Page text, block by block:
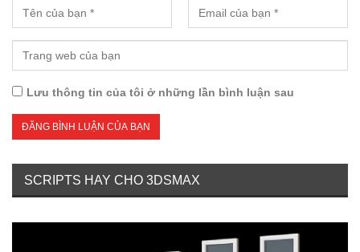
Lưu thông tin của tôi ở những lần bình luận sau
SCRIPTS HAY CHO 3DSMAX